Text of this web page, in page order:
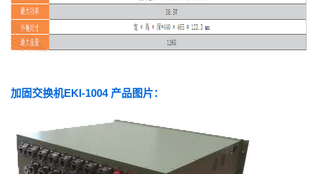
加固交换机EKI-1004 产品图片：